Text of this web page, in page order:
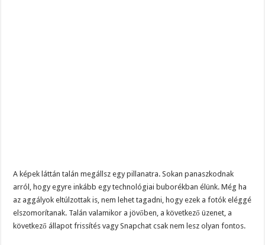
A képek láttán talán megállsz egy pillanatra. Sokan panaszkodnak
arról, hogy egyre inkább egy technológiai buborékban élünk. Még ha
az aggályok eltúlzottak is, nem lehet tagadni, hogy ezek a fotók eléggé
elszomorítanak. Talán valamikor a jövőben, a következő üzenet, a
következő állapot frissítés vagy Snapchat csak nem lesz olyan fontos.